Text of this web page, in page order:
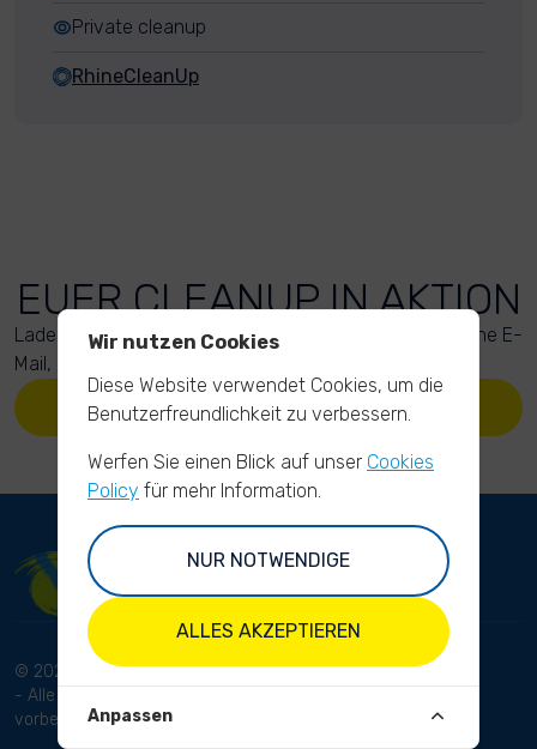
Private cleanup
RhineCleanUp
EUER CLEANUP IN AKTION
Lade Deine Fotos hoch. Anschließend bekommst Du eine E-
Mail, um Deinen Upload zu bestätigen.
LADE DEINE FOTOS HOCH
© 2024 RhineCleanUp
- Alle Rechte
vorbehalten.
Bedingungen und Konditionen
Impressum
Wir nutzen Cookies
Diese Website verwendet Cookies, um die
Benutzerfreundlichkeit zu verbessern.
Werfen Sie einen Blick auf unser Cookies
Policy für mehr Information.
NUR NOTWENDIGE
ALLES AKZEPTIEREN
Anpassen